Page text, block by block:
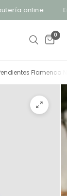
online
0
Flamenca